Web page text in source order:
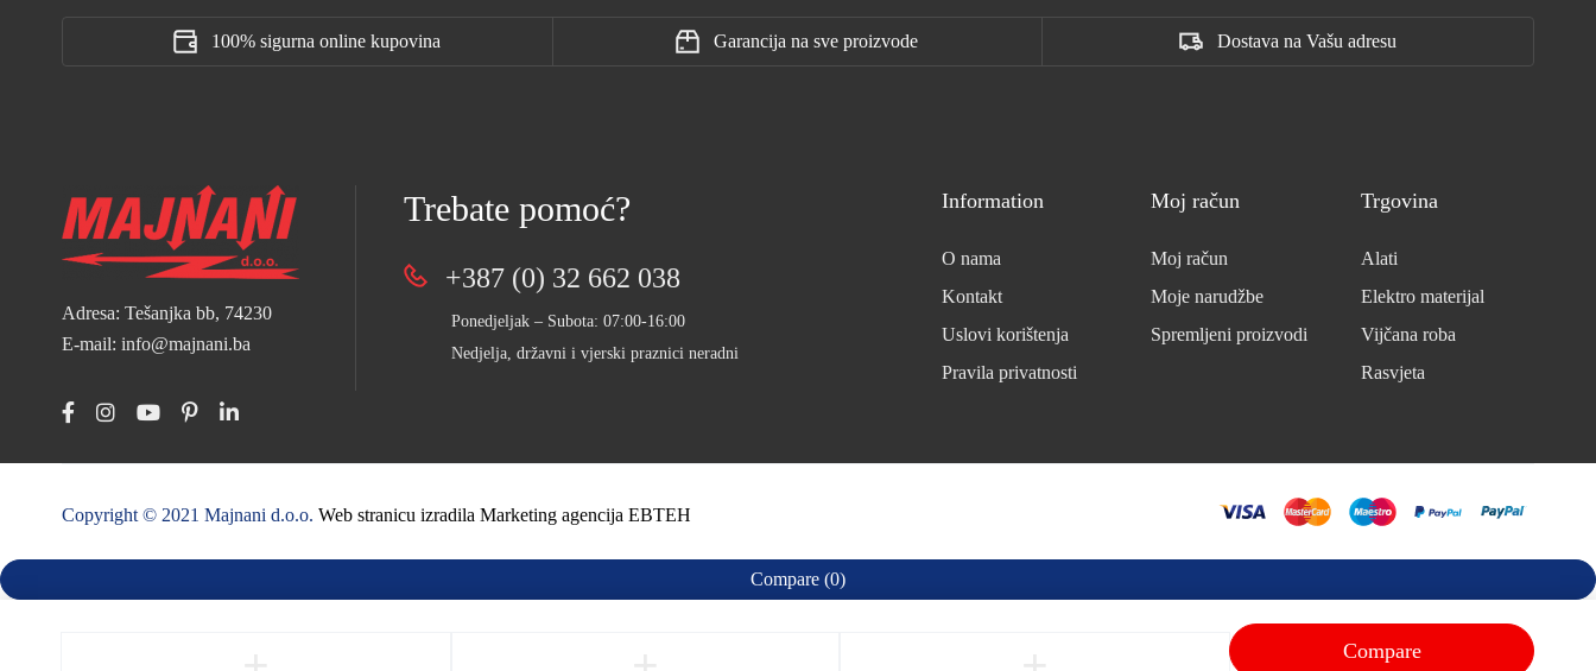
100% sigurna online kupovina Garancija na sve proizvode Dostava na Vašu adresu
Adresa: Tešanjka bb, 74230
E-mail: info@majnani.ba
Trebate pomoć?
+387 (0) 32 662 038
Ponedjeljak – Subota: 07:00-16:00
Nedjelja, državni i vjerski praznici neradni
Information
O nama
Kontakt
Uslovi korištenja
Pravila privatnosti
Moj račun
Moj račun
Moje narudžbe
Spremljeni proizvodi
Trgovina
Alati
Elektro materijal
Vijčana roba
Rasvjeta
Copyright © 2021 Majnani d.o.o. Web stranicu izradila Marketing agencija EBTEH
Compare (0)
Compare